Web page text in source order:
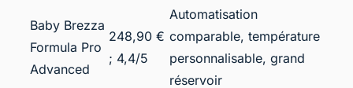
Baby Brezza
Formula Pro
Advanced
248,90 €
; 4,4/5
Automatisation
comparable, température
personnalisable, grand
réservoir